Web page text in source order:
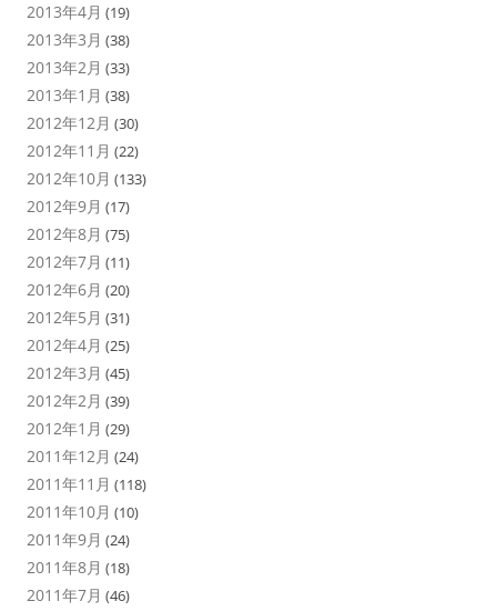
2013年4月 (19)
2013年3月 (38)
2013年2月 (33)
2013年1月 (38)
2012年12月 (30)
2012年11月 (22)
2012年10月 (133)
2012年9月 (17)
2012年8月 (75)
2012年7月 (11)
2012年6月 (20)
2012年5月 (31)
2012年4月 (25)
2012年3月 (45)
2012年2月 (39)
2012年1月 (29)
2011年12月 (24)
2011年11月 (118)
2011年10月 (10)
2011年9月 (24)
2011年8月 (18)
2011年7月 (46)